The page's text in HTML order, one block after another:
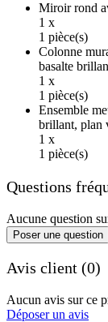
Miroir rond
1 x
1 pièce(s)
Colonne
basalte
1 x
1 pièce(s)
Ensemble
brillant, plan
1 x
1 pièce(s)
Questions
Aucune question
Poser une question
Avis client (0)
Aucun avis sur ce
Déposer un avis